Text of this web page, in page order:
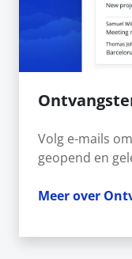
Volg e-mails
geopend en
Meer over